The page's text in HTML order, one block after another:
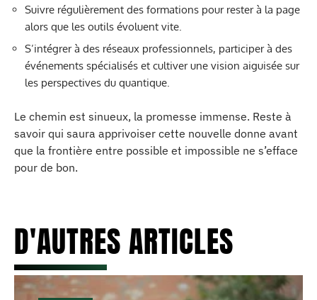
Suivre régulièrement des formations pour rester à la page
alors que les outils évoluent vite.
S’intégrer à des réseaux professionnels, participer à des
événements spécialisés et cultiver une vision aiguisée sur
les perspectives du quantique.
Le chemin est sinueux, la promesse immense. Reste à
savoir qui saura apprivoiser cette nouvelle donne avant
que la frontière entre possible et impossible ne s’efface
pour de bon.
D'AUTRES ARTICLES